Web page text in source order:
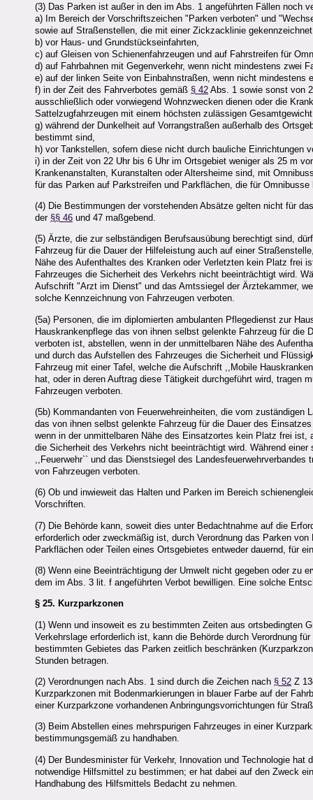
(3) Das Parken ist außer in den im Abs. 1 angeführten Fällen noch
a) Im Bereich der Vorschriftszeichen "Parken verboten" und
sowie auf Straßenstellen, die mit einer Zickzacklinie
b) vor Haus- und Grundstückseinfahrten,
c) auf Gleisen von Schienenfahrzeugen und auf Fahrstreifen für
d) auf Fahrbahnen mit Gegenverkehr, wenn nicht mindestens zwei
e) auf der linken Seite von Einbahnstraßen, wenn nicht
f) in der Zeit des Fahrverbotes gemäß § 42 Abs. 1 sowie sonst von
ausschließlich oder vorwiegend Wohnzwecken dienen oder die
Sattelzugfahrzeugen mit einem höchsten zulässigen
g) während der Dunkelheit auf Vorrangstraßen außerhalb des
bestimmt sind,
h) vor Tankstellen, sofern diese nicht durch bauliche Einrichtungen
i) in der Zeit von 22 Uhr bis 6 Uhr im Ortsgebiet weniger als 25 m
Krankenanstalten, Kuranstalten oder Altersheime sind, mit
für das Parken auf Parkstreifen und Parkflächen, die für
(4) Die Bestimmungen der vorstehenden Absätze gelten nicht für
der §§ 46 und 47 maßgebend.
(5) Ärzte, die zur selbständigen Berufsausübung berechtigt sind,
Fahrzeug für die Dauer der Hilfeleistung auch auf einer
Nähe des Aufenthaltes des Kranken oder Verletzten kein Platz frei
Fahrzeuges die Sicherheit des Verkehrs nicht beeinträchtigt wird.
Aufschrift "Arzt im Dienst" und das Amtssiegel der Ärztekammer,
solche Kennzeichnung von Fahrzeugen verboten.
(5a) Personen, die im diplomierten ambulanten Pflegedienst zur
Hauskrankenpflege das von ihnen selbst gelenkte Fahrzeug für
verboten ist, abstellen, wenn in der unmittelbaren Nähe des
und durch das Aufstellen des Fahrzeuges die Sicherheit und
Fahrzeug mit einer Tafel, welche die Aufschrift ,,Mobile
hat, oder in deren Auftrag diese Tätigkeit durchgeführt wird, tragen
Fahrzeugen verboten.
(5b) Kommandanten von Feuerwehreinheiten, die vom
das von ihnen selbst gelenkte Fahrzeug für die Dauer des
wenn in der unmittelbaren Nähe des Einsatzortes kein Platz frei
die Sicherheit des Verkehrs nicht beeinträchtigt wird. Während
,,Feuerwehr`` und das Dienstsiegel des
von Fahrzeugen verboten.
(6) Ob und inwieweit das Halten und Parken im Bereich
Vorschriften.
(7) Die Behörde kann, soweit dies unter Bedachtnahme auf die
erforderlich oder zweckmäßig ist, durch Verordnung das Parken
Parkflächen oder Teilen eines Ortsgebietes entweder dauernd, für
(8) Wenn eine Beeinträchtigung der Umwelt nicht gegeben oder zu
dem im Abs. 3 lit. f angeführten Verbot bewilligen. Eine solche
§ 25. Kurzparkzonen
(1) Wenn und insoweit es zu bestimmten Zeiten aus ortsbedingten
Verkehrslage erforderlich ist, kann die Behörde durch Verordnung
bestimmten Gebietes das Parken zeitlich beschränken
Stunden betragen.
(2) Verordnungen nach Abs. 1 sind durch die Zeichen nach § 52 Z
Kurzparkzonen mit Bodenmarkierungen in blauer Farbe auf der
einer Kurzparkzone vorhandenen Anbringungsvorrichtungen für
(3) Beim Abstellen eines mehrspurigen Fahrzeuges in einer
bestimmungsgemäß zu handhaben.
(4) Der Bundesminister für Verkehr, Innovation und Technologie hat
notwendige Hilfsmittel zu bestimmen; er hat dabei auf den Zweck
Handhabung des Hilfsmittels Bedacht zu nehmen.